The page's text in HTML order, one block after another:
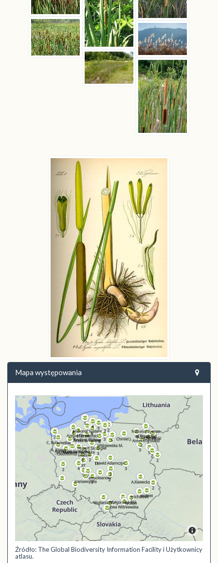
Mapa występowania
Źródło: The Global Biodiversity Information Facility i Użytkownicy
atlasu.